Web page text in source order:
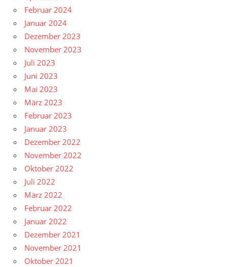
Februar 2024
Januar 2024
Dezember 2023
November 2023
Juli 2023
Juni 2023
Mai 2023
März 2023
Februar 2023
Januar 2023
Dezember 2022
November 2022
Oktober 2022
Juli 2022
März 2022
Februar 2022
Januar 2022
Dezember 2021
November 2021
Oktober 2021